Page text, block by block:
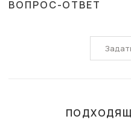
ВОПРОС-ОТВЕТ